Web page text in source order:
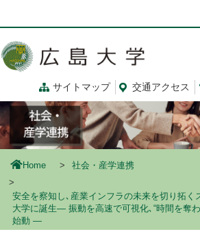
コ
ン
ツ
に
移
動
サイトマップ 交通アクセス
Home 社会・産学連携
安全を察知し､産業インフラの未来を切り拓く
大学に誕生— 振動を高速で可視化､“時間を奪
始動 —